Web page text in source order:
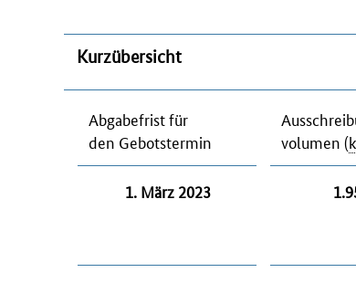
Kurzübersicht
Abgabefrist für
den Gebotstermin
volumen (
1. März 2023